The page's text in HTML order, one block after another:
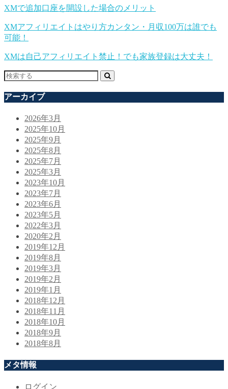
XMで追加口座を開設した場合のメリット
XMアフィリエイトはやり方カンタン・月収100万は誰でも
可能！
XMは自己アフィリエイト禁止！でも家族登録は大丈夫！
アーカイブ
2026年3月
2025年10月
2025年9月
2025年8月
2025年7月
2025年3月
2023年10月
2023年7月
2023年6月
2023年5月
2022年3月
2020年2月
2019年12月
2019年8月
2019年3月
2019年2月
2019年1月
2018年12月
2018年11月
2018年10月
2018年9月
2018年8月
メタ情報
ログイン